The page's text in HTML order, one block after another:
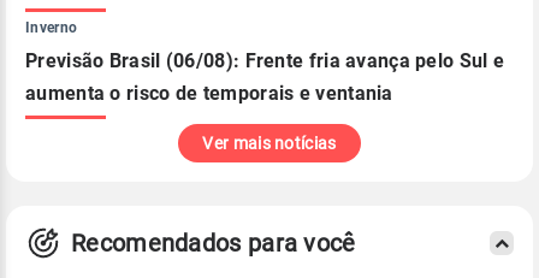
Inverno
Previsão Brasil (06/08): Frente fria avança pelo Sul e
aumenta o risco de temporais e ventania
Ver mais notícias
Recomendados para você